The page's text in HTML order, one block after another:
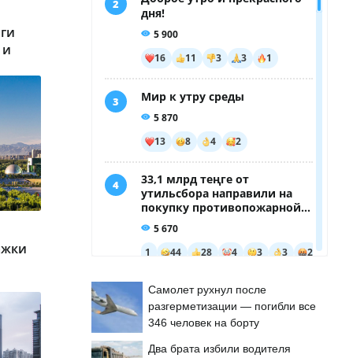
Самолет рухнул после
разгерметизации — погибли все
346 человек на борту
Два брата избили водителя